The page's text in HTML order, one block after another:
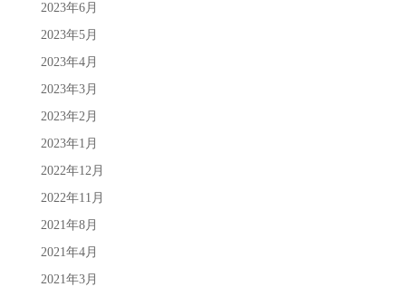
2023年6月
2023年5月
2023年4月
2023年3月
2023年2月
2023年1月
2022年12月
2022年11月
2021年8月
2021年4月
2021年3月